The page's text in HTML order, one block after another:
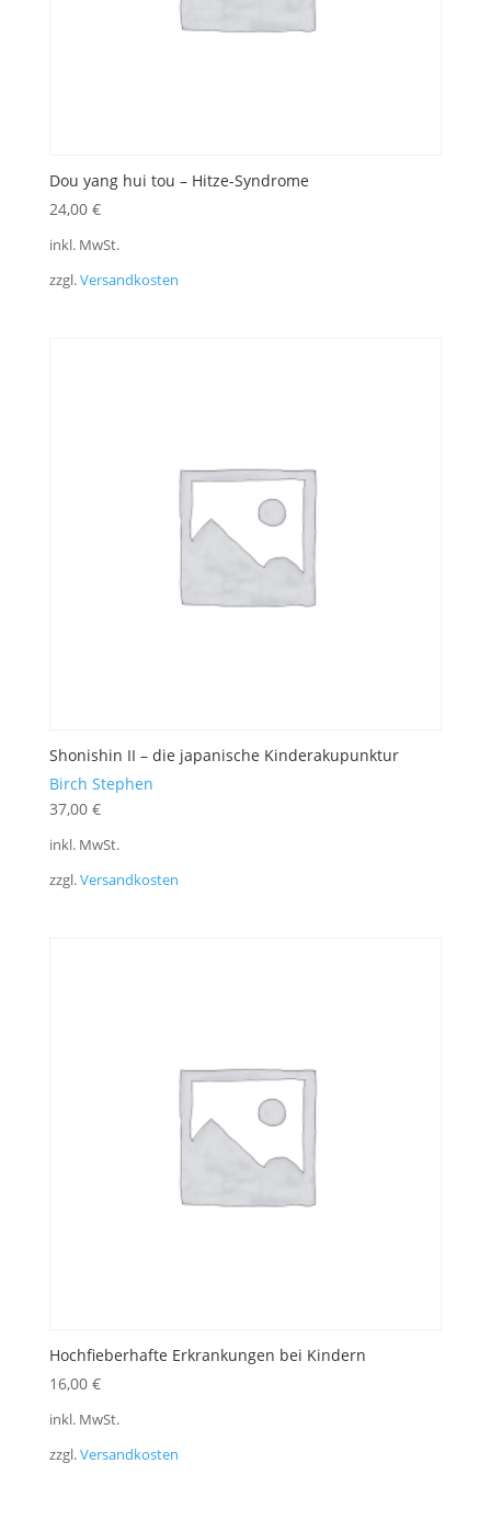
Dou yang hui tou – Hitze-Syndrome
24,00 €
inkl. MwSt.
zzgl.Versandkosten
Shonishin II – die japanische Kinderakupunktur
Birch Stephen
37,00 €
inkl. MwSt.
zzgl.Versandkosten
Hochfieberhafte Erkrankungen bei Kindern
16,00 €
inkl. MwSt.
zzgl.Versandkosten